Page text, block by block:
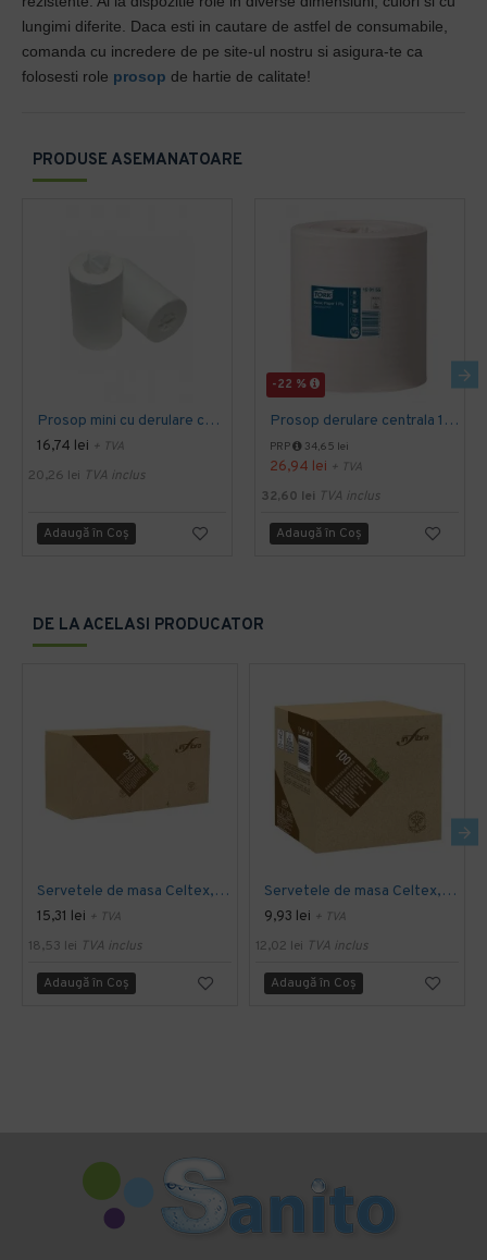
PRODUSE ASEMANATOARE
Prosop mini cu derulare centrala 1 pliu, 120 m Tork
16,74 lei + TVA
20,26 lei TVA inclus
Adaugă în Coş
-22 %
Prosop derulare centrala 1 pliu, 300 m Tork
PRP 34,65 lei
26,94 lei + TVA
32,60 lei TVA inclus
Adaugă în Coş
DE LA ACELASI PRODUCATOR
Servetele de masa Celtex, 25 x 25 cm, 2 straturi, 250 bucati/set, fine, uz general
15,31 lei + TVA
18,53 lei TVA inclus
Adaugă în Coş
Servetele de masa Celtex, 33 x 33 cm, 2 straturi, 100 bucati/set, fine, uz general
9,93 lei + TVA
12,02 lei TVA inclus
Adaugă în Coş
lungimi diferite. Daca esti in cautare de astfel de consumabile,
comanda cu incredere de pe site-ul nostru si asigura-te ca
folosesti role prosop de hartie de calitate!